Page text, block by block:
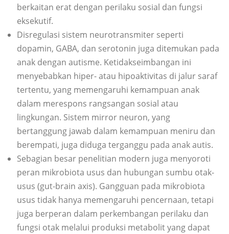
berkaitan erat dengan perilaku sosial dan fungsi
eksekutif.
Disregulasi sistem neurotransmiter seperti
dopamin, GABA, dan serotonin juga ditemukan pada
anak dengan autisme. Ketidakseimbangan ini
menyebabkan hiper- atau hipoaktivitas di jalur saraf
tertentu, yang memengaruhi kemampuan anak
dalam merespons rangsangan sosial atau
lingkungan. Sistem mirror neuron, yang
bertanggung jawab dalam kemampuan meniru dan
berempati, juga diduga terganggu pada anak autis.
Sebagian besar penelitian modern juga menyoroti
peran mikrobiota usus dan hubungan sumbu otak-
usus (gut-brain axis). Gangguan pada mikrobiota
usus tidak hanya memengaruhi pencernaan, tetapi
juga berperan dalam perkembangan perilaku dan
fungsi otak melalui produksi metabolit yang dapat